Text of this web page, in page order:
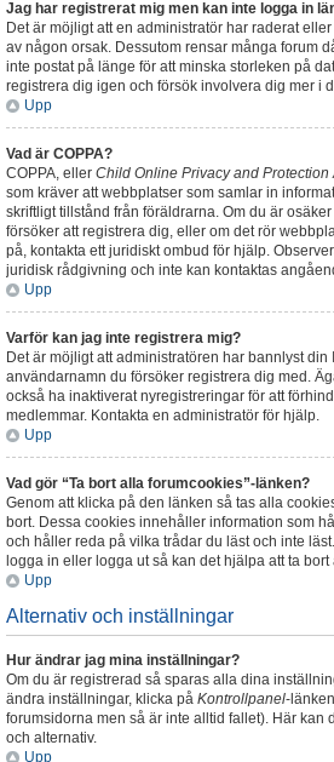
Jag har registrerat mig men kan inte logga in
Det är möjligt att en administratör har raderat
av någon orsak. Dessutom rensar många forum
inte postat på länge för att minska storleken på
registrera dig igen och försök involvera dig mer i
Upp
Vad är COPPA?
COPPA, eller Child Online Privacy and Protection
som kräver att webbplatser som samlar in
skriftligt tillstånd från föräldrarna. Om du är
försöker att registrera dig, eller om det rör
på, kontakta ett juridiskt ombud för hjälp.
juridisk rådgivning och inte kan kontaktas
Upp
Varför kan jag inte registrera mig?
Det är möjligt att administratören har bannlyst
användarnamn du försöker registrera dig med.
också ha inaktiverat nyregistreringar för att
medlemmar. Kontakta en administratör för hjälp.
Upp
Vad gör “Ta bort alla forumcookies”-länken?
Genom att klicka på den länken så tas alla
bort. Dessa cookies innehåller information som
och håller reda på vilka trådar du läst och inte
logga in eller logga ut så kan det hjälpa att ta
Upp
Alternativ och inställningar
Hur ändrar jag mina inställningar?
Om du är registrerad så sparas alla dina
ändra inställningar, klicka på Kontrollpanel-
forumsidorna men så är inte alltid fallet). Här kan
och alternativ.
Upp